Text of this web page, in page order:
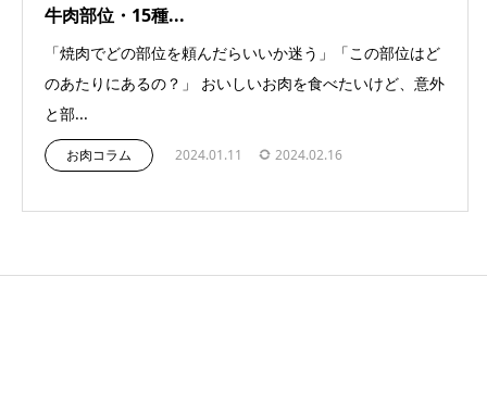
牛肉部位・15種...
「焼肉でどの部位を頼んだらいいか迷う」「この部位はど
のあたりにあるの？」 おいしいお肉を食べたいけど、意外
と部...
お肉コラム 2024.01.11 2024.02.16